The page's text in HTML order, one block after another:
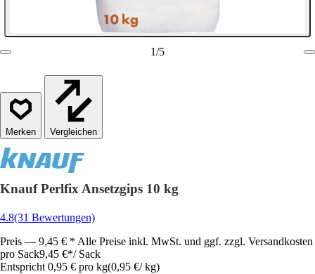
1/5
Vergleichen
Knauf Perlfix Ansetzgips 10 kg
4.8(31 Bewertungen)
Preis — 9,45 € * Alle Preise inkl. MwSt. und ggf. zzgl. Versandkosten
pro Sack9,45 €*/ Sack
Entspricht 0,95 € pro kg(0,95 €/ kg)